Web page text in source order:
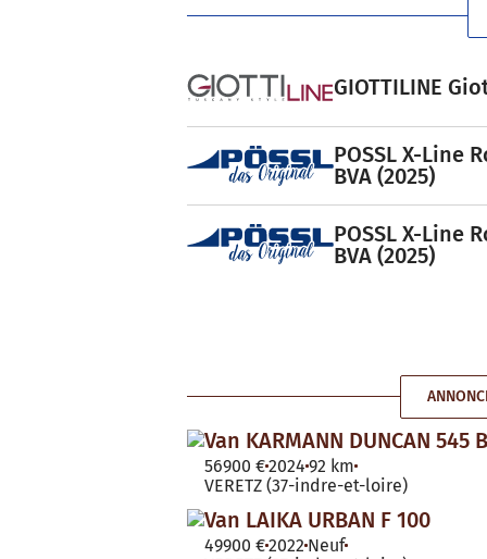
GIOTTILINE
POSSL X-Line
BVA (2025)
POSSL X-Line
BVA (2025)
Van KARMANN DUNCAN 545
56900 €2024 92 km
VERETZ (37-indre-et-loire)
Van LAIKA URBAN F 100
49900 €2022 Neuf